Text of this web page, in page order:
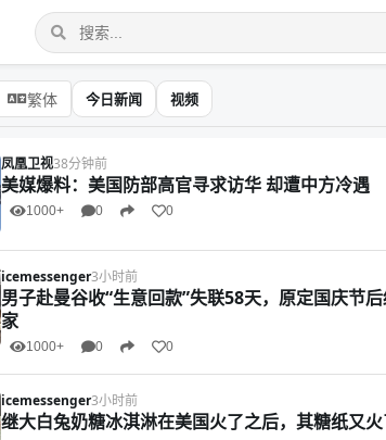
繁体 今日新闻 视频
凤凰卫视38分钟前
美媒爆料：美国防部高官寻求访华 却遭中方冷遇
1000+ 0 0
icemessenger3小时前
男子赴曼谷收“生意回款”失联58天，原定国庆节
家
1000+ 0 0
icemessenger3小时前
继大白兔奶糖冰淇淋在美国火了之后，其糖纸又